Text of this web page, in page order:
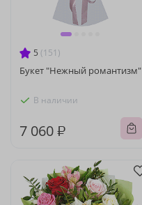
5 (151)
Букет "Нежный романтизм"
В наличии
7 060 ₽